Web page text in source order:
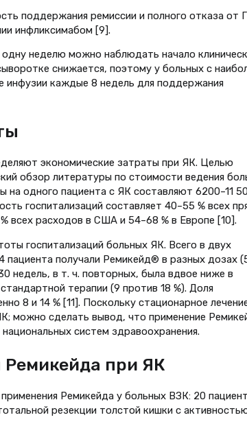
поддержания ремиссии и полного отказа от
инфликсимабом [9].
неделю можно наблюдать начало
снижается, поэтому у больных с
инфузии каждые 8 недель для поддержания
экономические затраты при ЯК. Целью
обзор литературы по стоимости ведения
одного пациента с ЯК составляют 6200–11
госпитализаций составляет 40–55 % всех
всех расходов в США и 54–68 % в Европе [10].
госпитализаций больных ЯК. Всего в двух
пациента получали Ремикейд® в разных дозах
недель, в т. ч. повторных, была вдвое ниже в
терапии (9 против 18 %). Доля
8 и 14 % [11]. Поскольку стационарное
можно сделать вывод, что применение
систем здравоохранения.
при ЯК
Ремикейда у больных ВЗК: 20
резекции толстой кишки с